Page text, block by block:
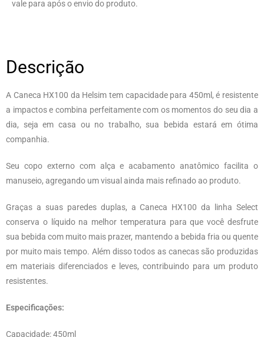
vale para após o envio do produto.
Descrição
A Caneca HX100 da Helsim tem capacidade para 450ml, é resistente
a impactos e combina perfeitamente com os momentos do seu dia a
dia, seja em casa ou no trabalho, sua bebida estará em ótima
companhia.
Seu copo externo com alça e acabamento anatômico facilita o
manuseio, agregando um visual ainda mais refinado ao produto.
Graças a suas paredes duplas, a Caneca HX100 da linha Select
conserva o líquido na melhor temperatura para que você desfrute
sua bebida com muito mais prazer, mantendo a bebida fria ou quente
por muito mais tempo. Além disso todos as canecas são produzidas
em materiais diferenciados e leves, contribuindo para um produto
resistentes.
Especificações:
Capacidade: 450ml